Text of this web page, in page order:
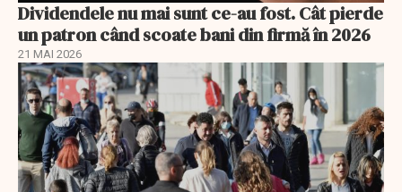
Dividendele nu mai sunt ce-au fost. Cât pierde
un patron când scoate bani din firmă în 2026
21 MAI 2026